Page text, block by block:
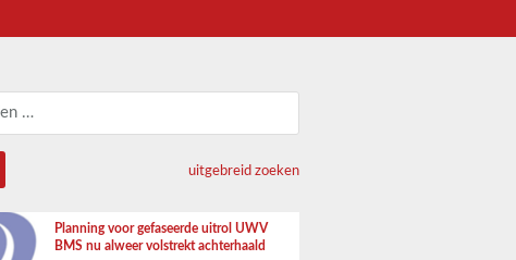
uitgebreid zoeken
Planning voor gefaseerde uitrol UWV
BMS nu alweer volstrekt achterhaald